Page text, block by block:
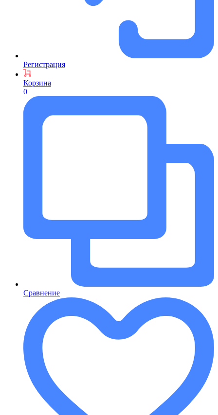
Регистрация
Корзина
0
Сравнение